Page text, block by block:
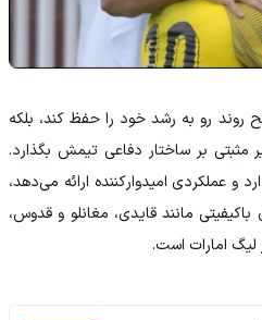
روند رو به رشد خود را حفظ کند، بلکه
مثبتی بر ساختار دفاعی تیمش بگذارد.
و عملکردی امیدوارکننده ارائه می‌دهد،
باکیفیتی مانند قایدی، مغانلو و قدوس،
لیگ امارات است.